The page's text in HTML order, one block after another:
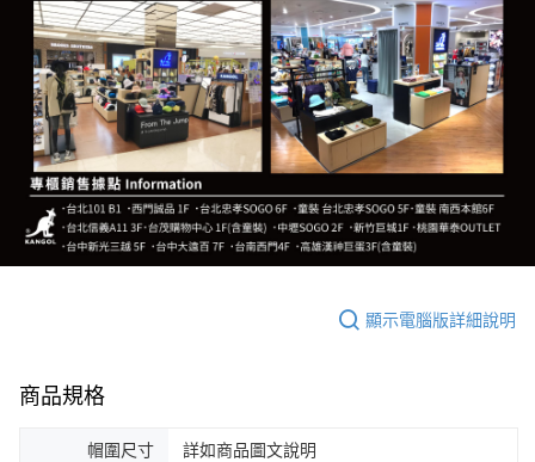
顯示電腦版詳細說明
商品規格
帽圍尺寸 詳如商品圖文說明